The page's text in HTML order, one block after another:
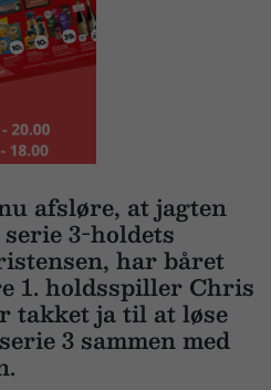
afsløre, at jagten
3-holdets
har båret
1. holdsspiller Chris
takket ja til at løse
3 sammen med